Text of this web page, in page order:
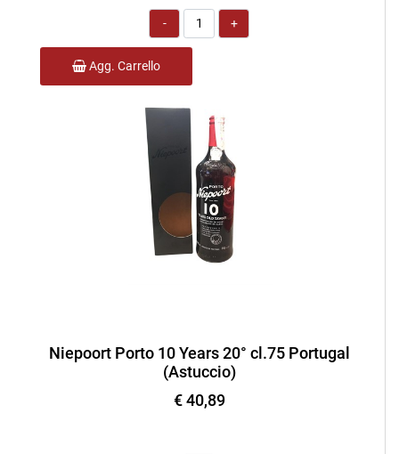
Quantità
Agg. Carrello
Niepoort Porto 10 Years 20° cl.75 Portugal
(Astuccio)
€ 40,89